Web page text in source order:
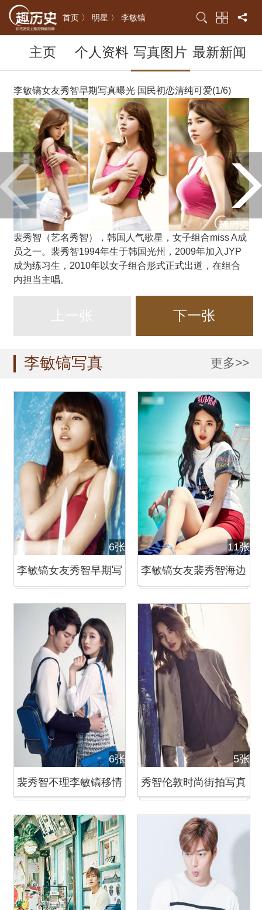
首页 〉 明星 〉 李敏镐
主页 个人资料 写真图片 最新新闻
李敏镐女友秀智早期写真曝光 国民初恋清纯可爱(1/6)
裴秀智（艺名秀智），韩国人气歌星，女子组合miss A成
员之一。裴秀智1994年生于韩国光州，2009年加入JYP
成为练习生，2010年以女子组合形式正式出道，在组合
内担当主唱。
下一张
李敏镐写真 更多>>
6张
李敏镐女友秀智早期写
爱
11张
李敏镐女友裴秀智海边
无敌
6张
裴秀智不理李敏镐移情
5张
秀智伦敦时尚街拍写真